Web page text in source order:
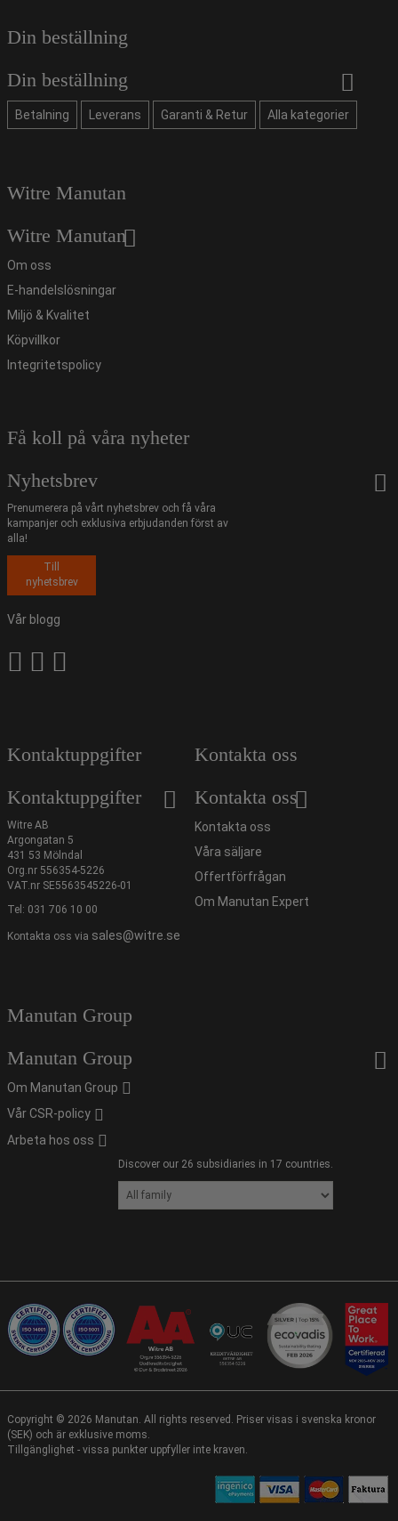
Din beställning
Din beställning
Betalning Leverans Garanti & Retur Alla kategorier
Witre Manutan
Witre Manutan
Om oss
E-handelslösningar
Miljö & Kvalitet
Köpvillkor
Integritetspolicy
Få koll på våra nyheter
Nyhetsbrev
Prenumerera på vårt nyhetsbrev och få våra
kampanjer och exklusiva erbjudanden först av
alla!
Till
nyhetsbrev
Vår blogg
Kontaktuppgifter
Kontaktuppgifter
Witre AB
Argongatan 5
431 53 Mölndal
Org.nr 556354-5226
VAT.nr SE5563545226-01
Tel: 031 706 10 00
Kontakta oss via sales@witre.se
Kontakta oss
Kontakta oss
Kontakta oss
Våra säljare
Offertförfrågan
Om Manutan Expert
Manutan Group
Manutan Group
Om Manutan Group
Vår CSR-policy
Arbeta hos oss
Discover our 26 subsidiaries in 17 countries.
Copyright © 2026 Manutan. All rights reserved. Priser visas i svenska kronor
(SEK) och är exklusive moms.
Tillgänglighet - vissa punkter uppfyller inte kraven.